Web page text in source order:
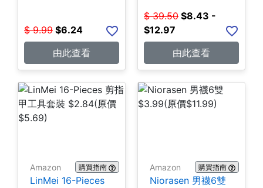
$ 9.99 $6.24
由此查看
$ 39.50 $8.43 -
$12.97
由此查看
Amazon 購買指南
LinMei 16-Pieces
Amazon 購買指南
Niorasen 男襪6雙